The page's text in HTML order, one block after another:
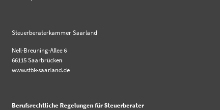
Steuerberaterkammer Saarland
Nell-Breuning-Allee 6
66115 Saarbrücken
www.stbk-saarland.de
Berufsrechtliche Regelungen für Steuerberater